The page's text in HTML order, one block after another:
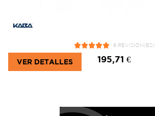
6 REVISIÓN(ES)
195,71 €
VER DETALLES